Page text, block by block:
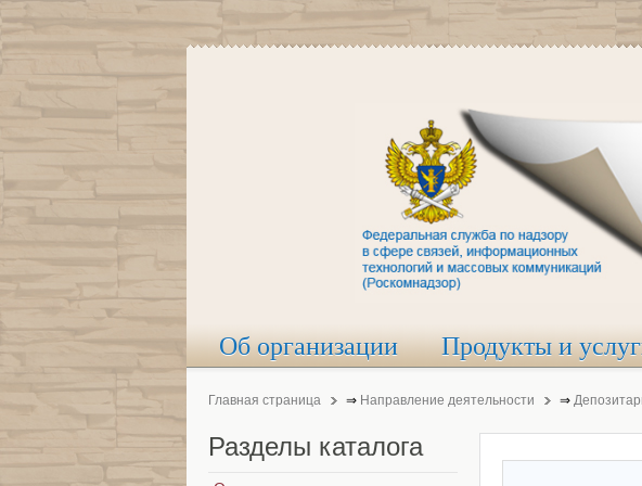
Об организации Продукты и
Главная страница ⇒ Направление деятельности ⇒
Разделы каталога